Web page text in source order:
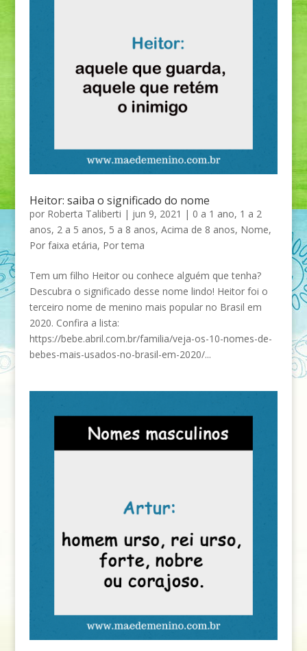
Heitor: saiba o significado do nome
por Roberta Taliberti | jun 9, 2021 | 0 a 1 ano, 1 a 2
anos, 2 a 5 anos, 5 a 8 anos, Acima de 8 anos, Nome,
Por faixa etária, Por tema
Tem um filho Heitor ou conhece alguém que tenha?
Descubra o significado desse nome lindo! Heitor foi o
terceiro nome de menino mais popular no Brasil em
2020. Confira a lista:
https://bebe.abril.com.br/familia/veja-os-10-nomes-de-
bebes-mais-usados-no-brasil-em-2020/...